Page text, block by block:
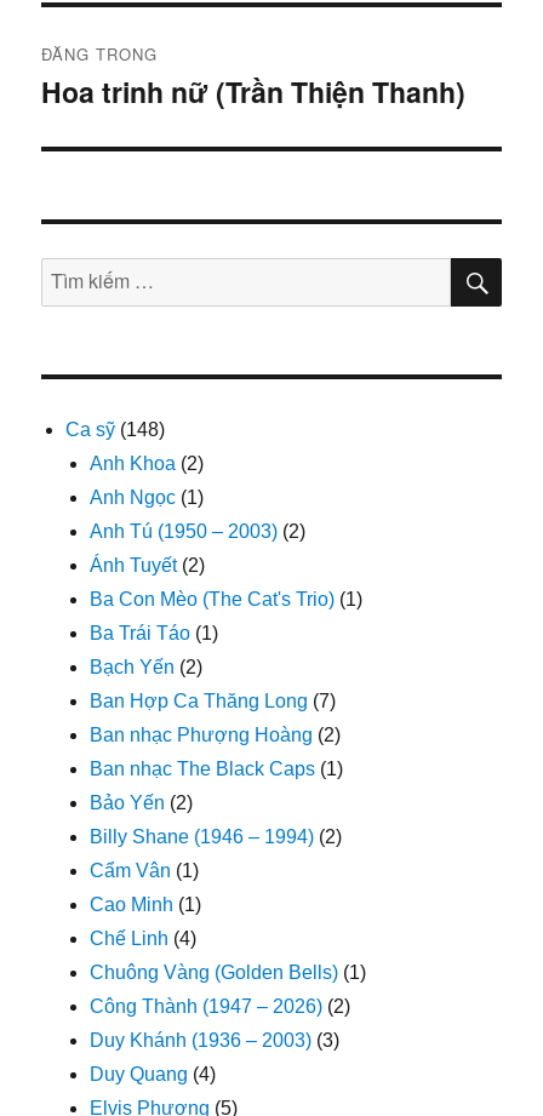
hướng
ĐĂNG TRONG
Hoa trinh nữ (Trần Thiện Thanh)
Tìm
kiếm:
TÌM
Ca sỹ (148)
Anh Khoa (2)
Anh Ngọc (1)
Anh Tú (1950 – 2003) (2)
Ánh Tuyết(2)
Ba Con Mèo (The Cat's Trio) (1)
Ba Trái Táo (1)
Bạch Yến (2)
Ban Hợp Ca Thăng Long (7)
Ban nhạc Phượng Hoàng (2)
Ban nhạc The Black Caps (1)
Bảo Yến (2)
Billy Shane (1946 – 1994) (2)
Cẩm Vân (1)
Cao Minh (1)
Chế Linh (4)
Chuông Vàng (Golden Bells) (1)
Công Thành (1947 – 2026) (2)
Duy Khánh (1936 – 2003) (3)
Duy Quang (4)
Elvis Phương (5)